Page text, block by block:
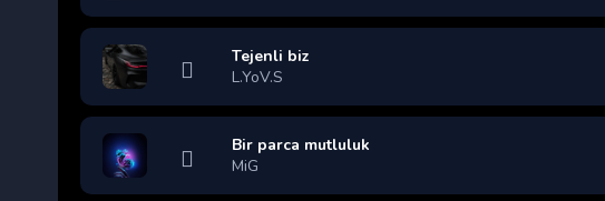
Tejenli biz
L.YoV.S
Bir parca mutluluk
MiG